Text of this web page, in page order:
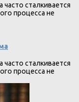
сталкивается
процесса не
сталкивается
процесса не